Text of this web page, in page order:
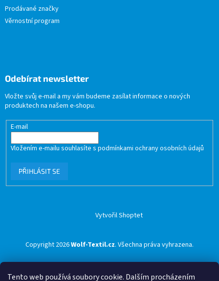
Tento web používá soubory cookie. Dalším procházením
Prodávané značky
Věrnostní program
Odebírat newsletter
Vložte svůj e-mail a my vám budeme zasílat informace o nových
produktech na našem e-shopu.
E-mail
Vložením e-mailu souhlasíte s podmínkami ochrany osobních údajů
PŘIHLÁSIT SE
Vytvořil Shoptet
Copyright 2026Wolf-Textil.cz. Všechna práva vyhrazena.